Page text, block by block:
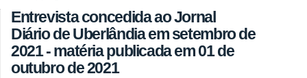
Entrevista concedida ao Jornal
Diário de Uberlândia em setembro de
2021 - matéria publicada em 01 de
outubro de 2021